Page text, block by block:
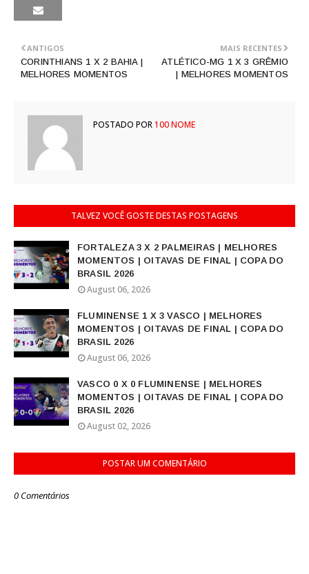
MAIS RECENTES
ATLÉTICO-MG 1 X 3 GRÊMIO
| MELHORES MOMENTOS
ANTIGOS
CORINTHIANS 1 X 2 BAHIA |
MELHORES MOMENTOS
POSTADO POR100 NOME
TALVEZ VOCÊ GOSTE DESTAS POSTAGENS
FORTALEZA 3 X 2 PALMEIRAS | MELHORES
MOMENTOS | OITAVAS DE FINAL | COPA DO
BRASIL 2026
August 06, 2026
FLUMINENSE 1 X 3 VASCO | MELHORES
MOMENTOS | OITAVAS DE FINAL | COPA DO
BRASIL 2026
August 06, 2026
VASCO 0 X 0 FLUMINENSE | MELHORES
MOMENTOS | OITAVAS DE FINAL | COPA DO
BRASIL 2026
August 02, 2026
POSTAR UM COMENTÁRIO
0 Comentários